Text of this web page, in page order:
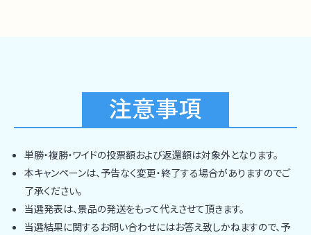
単勝・複勝・ワイドの投票額および返還額は対象外となります。
本キャンペーンは、予告なく変更・終了する場合がありますのでご
了承ください。
当選発表は、景品の発送をもって代えさせて頂きます。
当選結果に関するお問い合わせにはお答え致しかねますので、予